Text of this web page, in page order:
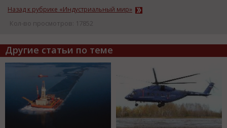
Назад к рубрике «Индустриальный мир»
Кол-во просмотров: 17852
Другие статьи по теме